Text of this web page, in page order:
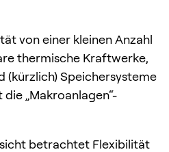
von einer kleinen Anzahl
thermische Kraftwerke,
(kürzlich) Speichersysteme
„Makroanlagen“-
betrachtet Flexibilität